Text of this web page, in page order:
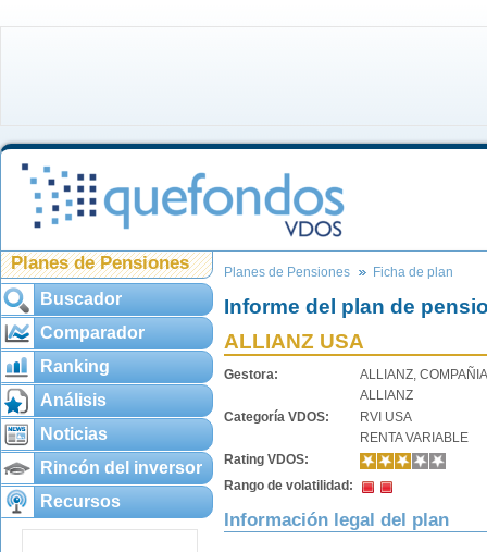
Planes de Pensiones
Buscador
Comparador
Ranking
Análisis
Noticias
Rincón del inversor
Recursos
Planes de Pensiones Ficha de plan
Informe del plan de
ALLIANZ USA
Gestora:
ALLIANZ,
ALLIANZ
Categoría VDOS:
RVI USA
RENTA VARIABLE
Rating VDOS:
Rango de volatilidad:
Información legal del plan